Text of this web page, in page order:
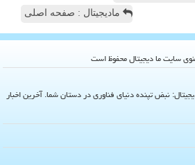
مادیجیتال : صفحه اصلی
نبض تپنده دنیای فناوری در دستان شما. آخرین اخبار